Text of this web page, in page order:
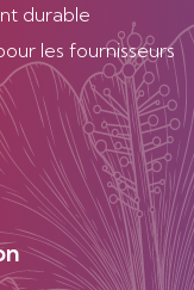
durable
les fournisseurs